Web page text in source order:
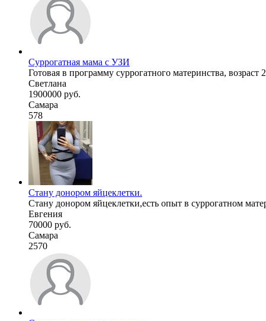
Суррогатная мама с УЗИ
Готовая в программу суррогатного материнства, возраст
Светлана
1900000 руб.
Самара
578
Стану донором яйцеклетки.
Стану донором яйцеклетки,есть опыт в суррогатном
Евгения
70000 руб.
Самара
2570